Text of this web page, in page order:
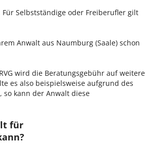
Selbstständige oder Freiberufler gilt
Anwalt aus Naumburg (Saale) schon
wird die Beratungsgebühr auf weitere
es also beispielsweise aufgrund des
so kann der Anwalt diese
für